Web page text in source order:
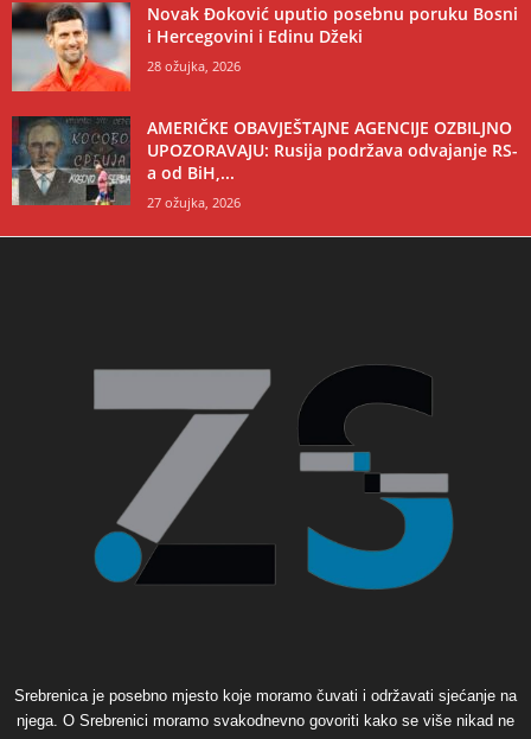
Novak Đoković uputio posebnu poruku Bosni
i Hercegovini i Edinu Džeki
28 ožujka, 2026
AMERIČKE OBAVJEŠTAJNE AGENCIJE OZBILJNO
UPOZORAVAJU: Rusija podržava odvajanje RS-
a od BiH,...
27 ožujka, 2026
Srebrenica je posebno mjesto koje moramo čuvati i održavati sjećanje na
njega. O Srebrenici moramo svakodnevno govoriti kako se više nikad ne